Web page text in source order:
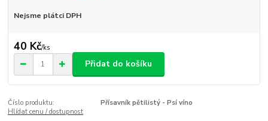
Nejsme plátci DPH
40 Kč/ks
Přidat do košíku
Číslo produktu:
Přísavník pětilistý - Psí víno
Hlídat cenu / dostupnost